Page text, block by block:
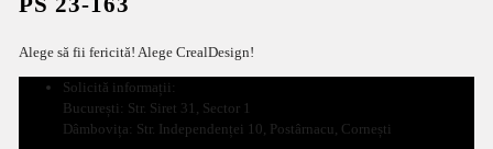
Alege să fii fericită! Alege CrealDesign!
Solicită informații:
București: Str. Siret 31, Sector 1
Dâmbovița: Str. Independenței 10, Postârnacu, Cornești